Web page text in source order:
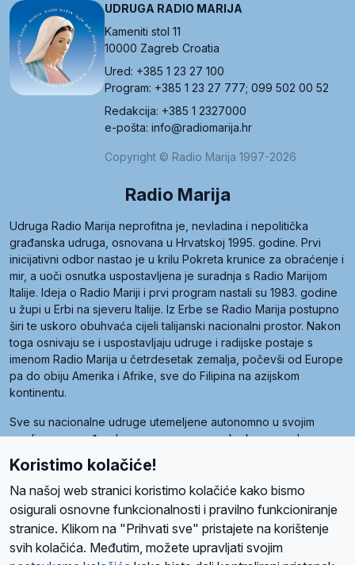
UDRUGA RADIO MARIJA
Kameniti stol 11
10000 Zagreb Croatia
Ured: +385 1 23 27 100
Program: +385 1 23 27 777; 099 502 00 52
Redakcija: +385 1 2327000
e-pošta: info@radiomarija.hr
Copyright © Radio Marija 1997-2026
Radio Marija
Udruga Radio Marija neprofitna je, nevladina i nepolitička
građanska udruga, osnovana u Hrvatskoj 1995. godine. Prvi
inicijativni odbor nastao je u krilu Pokreta krunice za obraćenje i
mir, a uoči osnutka uspostavljena je suradnja s Radio Marijom
Italije. Ideja o Radio Mariji i prvi program nastali su 1983. godine
u župi u Erbi na sjeveru Italije. Iz Erbe se Radio Marija postupno
širi te uskoro obuhvaća cijeli talijanski nacionalni prostor. Nakon
toga osnivaju se i uspostavljaju udruge i radijske postaje s
imenom Radio Marija u četrdesetak zemalja, počevši od Europe
pa do obiju Amerika i Afrike, sve do Filipina na azijskom
kontinentu.
Sve su nacionalne udruge utemeljene autonomno u svojim
zemljama, a međusobna su povezane preko krovne udruge
pod nazivom Svjetska obitelj Radio Marije (World Family of
Radio Maria). Svjetsku obitelj utemeljilo je sedam članica, među
kojima je i hrvatska Udruga Radio Marija.
Koristimo kolačiće!
Na našoj web stranici koristimo kolačiće kako bismo
osigurali osnovne funkcionalnosti i pravilno funkcioniranje
stranice. Klikom na "Prihvati sve" pristajete na korištenje
svih kolačića. Međutim, možete upravljati svojim